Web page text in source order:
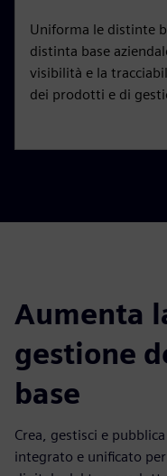
Uniforma le distinte
distinta base
visibilità e la
dei prodotti e di
Aumenta
gestione
base
Crea, gestisci e
integrato e unificato